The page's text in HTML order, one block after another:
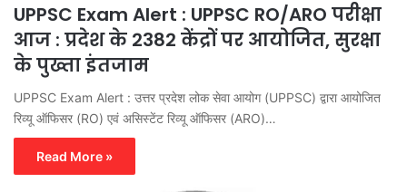
UPPSC Exam Alert : UPPSC RO/ARO परीक्षा
आज : प्रदेश के 2382 केंद्रों पर आयोजित, सुरक्षा
के पुख्ता इंतजाम
UPPSC Exam Alert : उत्तर प्रदेश लोक सेवा आयोग (UPPSC) द्वारा आयोजित
रिव्यू ऑफिसर (RO) एवं असिस्टेंट रिव्यू ऑफिसर (ARO)…
Read More »